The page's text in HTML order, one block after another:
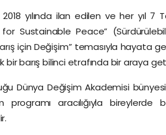
yılında ilan edilen ve her yıl
Sustainable Peace”
için Değişim” temasıyla hayata
bir barış bilinci etrafında bir araya
Dünya Değişim Akademisi
programı aracılığıyla